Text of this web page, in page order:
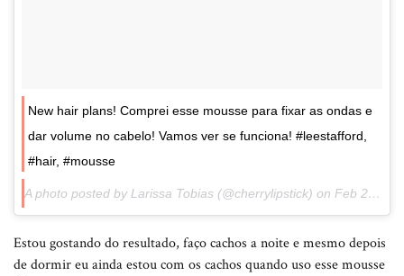
New hair plans! Comprei esse mousse para fixar as ondas e
dar volume no cabelo! Vamos ver se funciona! #leestafford,
#hair, #mousse
A photo posted by Larissa Tobias (@cherrylipstick) on Feb 22, 2015 at 9:01am PST
Estou gostando do resultado, faço cachos a noite e mesmo depois
de dormir eu ainda estou com os cachos quando uso esse mousse